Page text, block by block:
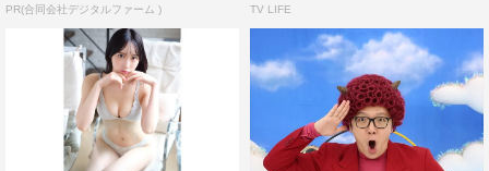
PR(合同会社デジタルファーム ) TV LIFE